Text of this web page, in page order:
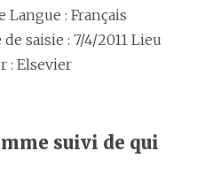
Langue : Français
saisie : 7/4/2011 Lieu
: Elsevier
suivi de qui